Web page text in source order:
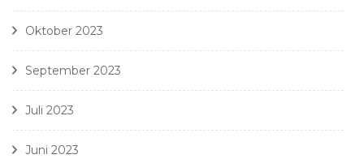
Oktober 2023
September 2023
Juli 2023
Juni 2023